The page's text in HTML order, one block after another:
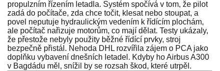
propulzním řízením letadla. Systém spočívá v tom, že pilot
zadá do počítače, zda chce točit, klesat nebo stoupat, a
povel neputuje hydraulickým vedením k řídícím plochám,
ale počítač nařizuje motorům, co mají dělat. Testy ukázaly,
že přestože nebyly použity běžné řídící prvky, stroj
bezpečně přistál. Nehoda DHL rozvířila zájem o PCA jako
doplňku vybavení dnešních letadel. Kdyby ho Airbus A300
v Bagdádu měl, snížil by se rozsah škod, které utrpěl.